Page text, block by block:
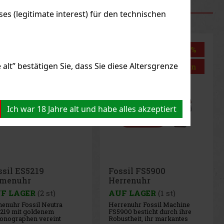
(legitimate interest) für den technischen
bestätigen Sie, dass Sie diese Altersgrenze
Ich war 18 Jahre alt und habe alles akzeptiert
Aktion
FS5900
LAGER (1 st)
Fossil Machine
besticht durch ihre
ihr markantes
Rabatt: 34%
Aktion
Fossil ES5264
Damenuhr
AUF LAGER (1 st)
Damenuhr Fossil Harwell
ES5264 bietet eine dezente
Kombination aus klassischem